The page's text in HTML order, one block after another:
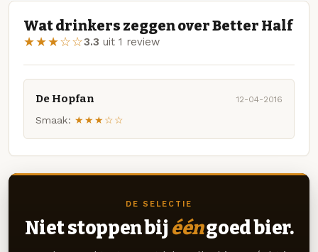
Wat drinkers zeggen over Better Half
★★★☆☆3.3 uit 1 review
De Hopfan 12-04-2016
Smaak: ★★★☆☆
DE SELECTIE
Niet stoppen bij ééngoed bier.